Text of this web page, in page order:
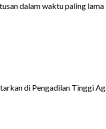
dalam waktu paling
di Pengadilan Tinggi